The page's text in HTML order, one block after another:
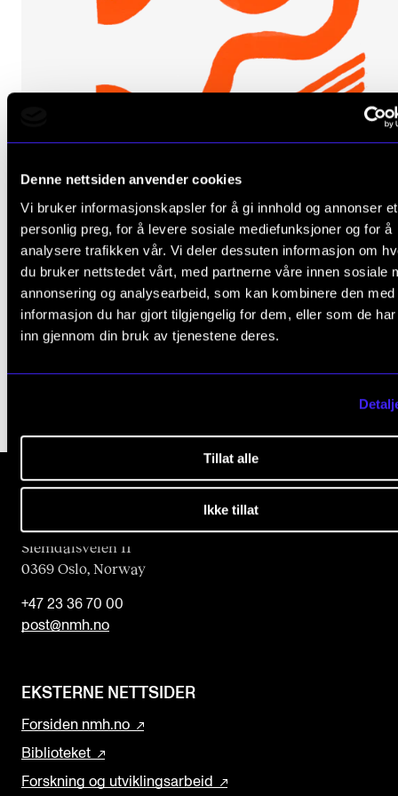
Denne nettsiden anvender cookies
Vi bruker informasjonskapsler for å gi innhold og annonser et
personlig preg, for å levere sosiale mediefunksjoner og for å
analysere trafikken vår. Vi deler dessuten informasjon om
du bruker nettstedet vårt, med partnerne våre innen sosiale
annonsering og analysearbeid, som kan kombinere den med
informasjon du har gjort tilgjengelig for dem, eller som de
inn gjennom din bruk av tjenestene deres.
Tillat alle
Ikke tillat
Arrangementer for ansatte
Gjennomføre konserter og arrangementer
Markedsføring, program og plakat
Aktuelle saker
Organisering av NMH
Biblioteket
Utvalg og komitéer
Utkast til handlingsplan for FoU på høring
27. okt. 2025
Slemdalsveien 11
0369 Oslo, Norway
+47 23 36 70 00
post@nmh.no
EKSTERNE NETTSIDER
Forsiden nmh.no
Biblioteket
Forskning og utviklingsarbeid